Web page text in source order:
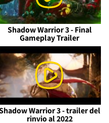
Shadow Warrior 3 - Final
Gameplay Trailer
Warrior 3 - trailer del
rinvio al 2022